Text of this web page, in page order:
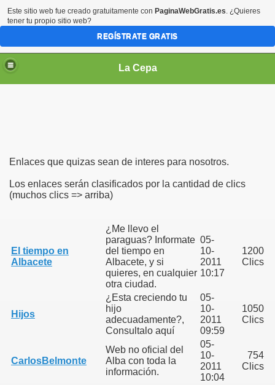
La Cepa
Enlaces que quizas sean de interes para nosotros.
Los enlaces serán clasificados por la cantidad de clics
(muchos clics => arriba)
El tiempo en
Albacete
¿Me llevo el
paraguas? Informate
del tiempo en
Albacete, y si
quieres, en cualquier
otra ciudad.
05-
10-
2011
10:17
1200
Clics
Hijos
¿Esta creciendo tu
hijo
adecuadamente?,
Consultalo aquí
05-
10-
2011
09:59
1050
Clics
CarlosBelmonte
Web no oficial del
Alba con toda la
información.
05-
10-
2011
10:04
754
Clics
Este sitio web fue creado gratuitamente con PaginaWebGratis.es. ¿Quieres
tener tu propio sitio web?
REGÍSTRATE GRATIS